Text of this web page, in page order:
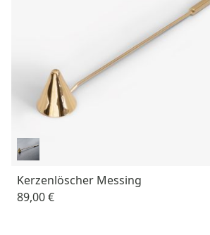
Kerzenlöscher Messing
89,00 €